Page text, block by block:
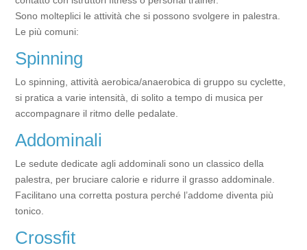
Sono molteplici le attività che si possono svolgere in palestra.
Le più comuni:
Spinning
Lo spinning, attività aerobica/anaerobica di gruppo su cyclette,
si pratica a varie intensità, di solito a tempo di musica per
accompagnare il ritmo delle pedalate.
Addominali
Le sedute dedicate agli addominali sono un classico della
palestra, per bruciare calorie e ridurre il grasso addominale.
Facilitano una corretta postura perché l’addome diventa più
tonico.
Crossfit